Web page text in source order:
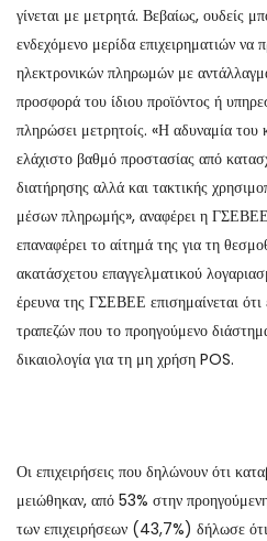
γίνεται με μετρητά. Βεβαίως, ουδείς
ενδεχόμενο μερίδα επιχειρηματιών
ηλεκτρονικών πληρωμών με
προσφορά του ίδιου προϊόντος ή
πληρώσει μετρητοίς. «Η αδυναμία του
ελάχιστο βαθμό προστασίας από
διατήρησης αλλά και τακτικής
μέσων πληρωμής», αναφέρει η ΓΣΕΒΕΕ
επαναφέρει το αίτημά της για τη
ακατάσχετου επαγγελματικού
έρευνα της ΓΣΕΒΕΕ επισημαίνεται ότι
τραπεζών που το προηγούμενο
δικαιολογία για τη μη χρήση POS.
Οι επιχειρήσεις που δηλώνουν ότι
μειώθηκαν, από 53% στην
των επιχειρήσεων (43,7%) δήλωσε